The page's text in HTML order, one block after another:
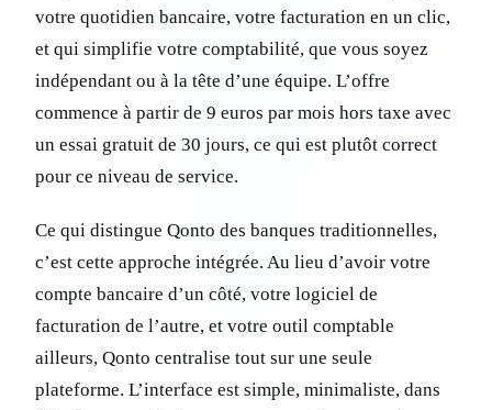
votre quotidien bancaire, votre facturation en un clic,
et qui simplifie votre comptabilité, que vous soyez
indépendant ou à la tête d’une équipe. L’offre
commence à partir de 9 euros par mois hors taxe avec
un essai gratuit de 30 jours, ce qui est plutôt correct
pour ce niveau de service.
Ce qui distingue Qonto des banques traditionnelles,
c’est cette approche intégrée. Au lieu d’avoir votre
compte bancaire d’un côté, votre logiciel de
facturation de l’autre, et votre outil comptable
ailleurs, Qonto centralise tout sur une seule
plateforme. L’interface est simple, minimaliste, dans